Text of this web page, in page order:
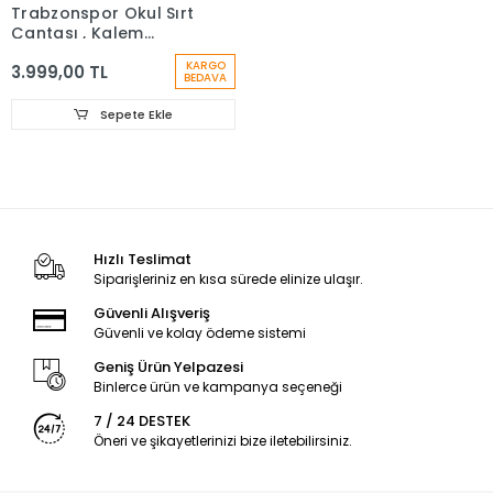
Trabzonspor Okul Sırt
Çantası , Kalem
3.999,00 TL KARGO
BEDAVA
Sepete Ekle
Hızlı Teslimat
Siparişleriniz en kısa sürede elinize ulaşır.
Güvenli Alışveriş
Güvenli ve kolay ödeme sistemi
Geniş Ürün Yelpazesi
Binlerce ürün ve kampanya seçeneği
7 / 24 DESTEK
Öneri ve şikayetlerinizi bize iletebilirsiniz.